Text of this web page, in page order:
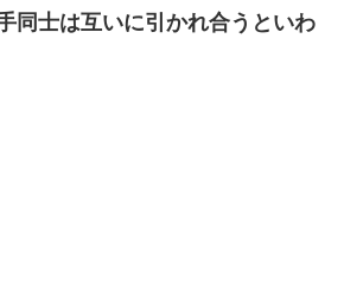
同士は互いに引かれ合うといわ